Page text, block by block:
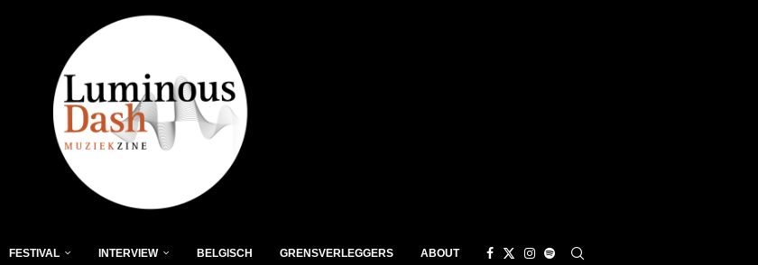
FESTIVAL INTERVIEW BELGISCH GRENSVERLEGGERS ABOUT